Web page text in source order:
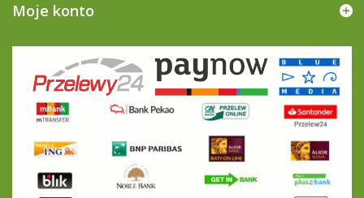
Moje konto